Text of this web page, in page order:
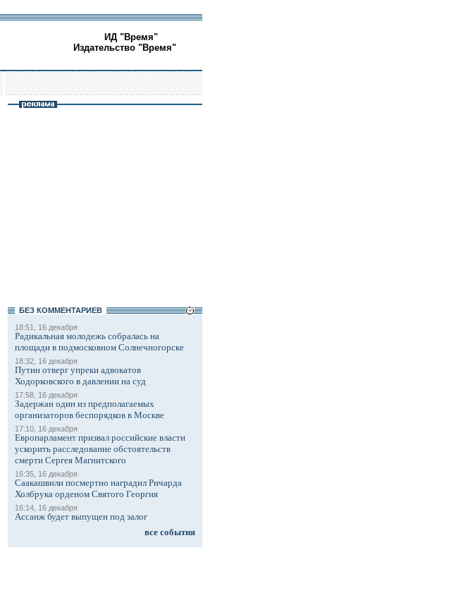
ИД "Время"
Издательство "Время"
БЕЗ КОМMЕНТАРИЕВ
18:51, 16 декабря
Радикальная молодежь собралась на
площади в подмосковном Солнечногорске
18:32, 16 декабря
Путин отверг упреки адвокатов
Ходорковского в давлении на суд
17:58, 16 декабря
Задержан один из предполагаемых
организаторов беспорядков в Москве
17:10, 16 декабря
Европарламент призвал российские власти
ускорить расследование обстоятельств
смерти Сергея Магнитского
16:35, 16 декабря
Саакашвили посмертно наградил Ричарда
Холбрука орденом Святого Георгия
16:14, 16 декабря
Ассанж будет выпущен под залог
все события